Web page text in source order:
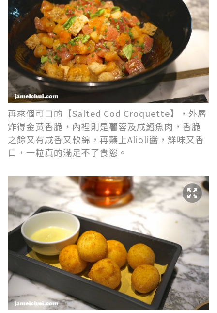
再來個可口的【Salted Cod Croquette】，外層
炸得金黃香脆，內裡則是薯蓉及咸鱈魚肉，香脆
之餘又有咸香又軟綿，再蘸上Alioli醬，鮮味又香
口，一粒真的滿足不了食慾。